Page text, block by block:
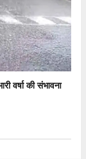
वर्षा की संभावना